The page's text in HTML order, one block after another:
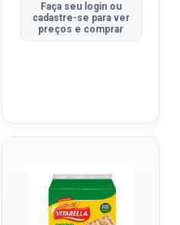
Faça seu login ou
cadastre-se para ver
preços e comprar